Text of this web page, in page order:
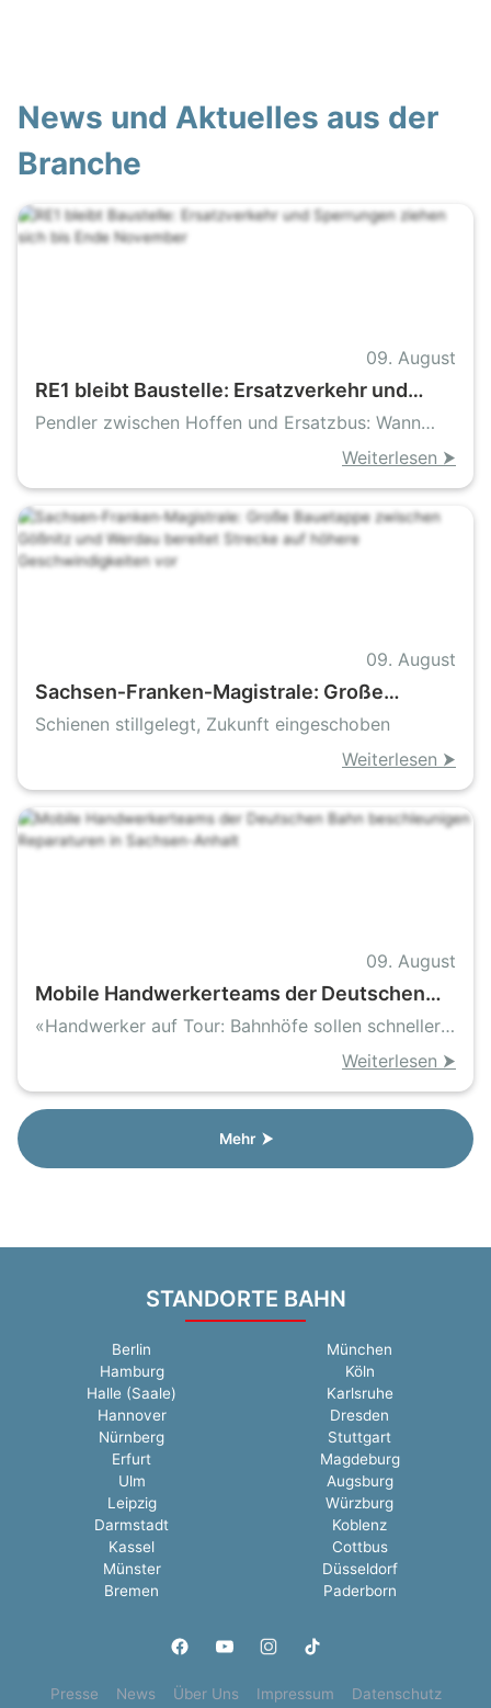
News und Aktuelles aus der
Branche
09. August
RE1 bleibt Baustelle: Ersatzverkehr und
Sperrungen ziehen sich bis Ende November
Pendler zwischen Hoffen und Ersatzbus: Wann
Weiterlesen ⮞
09. August
Sachsen‑Franken‑Magistrale: Große
Bauetappe zwischen Gößnitz und Werdau
Schienen stillgelegt, Zukunft eingeschoben
Weiterlesen ⮞
09. August
Mobile Handwerkerteams der Deutschen
Bahn beschleunigen Reparaturen in
«Handwerker auf Tour: Bahnhöfe sollen schneller
Weiterlesen ⮞
Mehr ⮞
STANDORTE BAHN
Berlin
München
Hamburg
Köln
Halle (Saale)
Karlsruhe
Hannover
Dresden
Nürnberg
Stuttgart
Erfurt
Magdeburg
Ulm
Augsburg
Leipzig
Würzburg
Darmstadt
Koblenz
Kassel
Cottbus
Münster
Düsseldorf
Bremen
Paderborn
Presse News Über Uns Impressum Datenschutz